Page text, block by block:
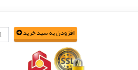
افزودن به سبد خرید